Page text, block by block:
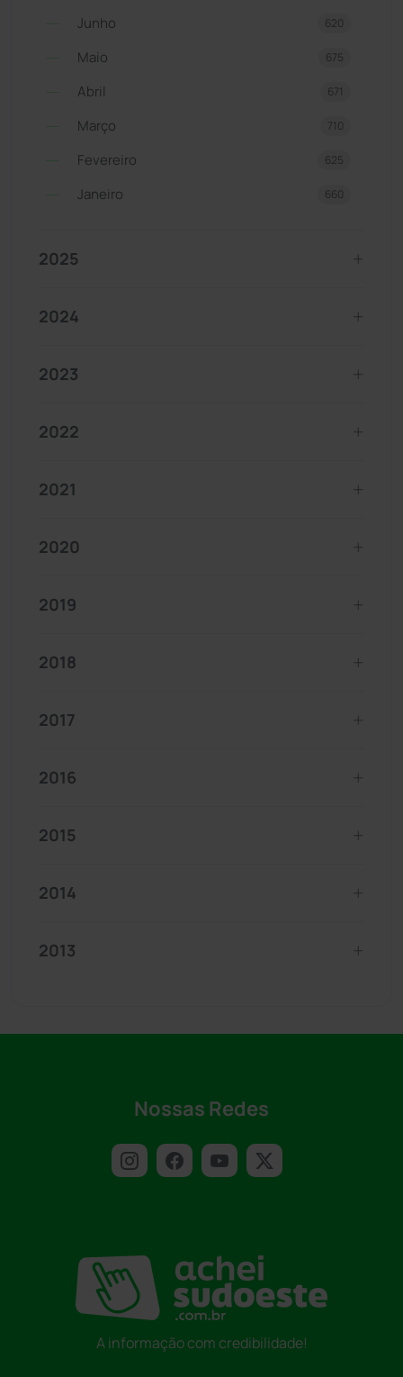
Junho 620
Maio 675
Abril 671
Março 710
Fevereiro 625
Janeiro 660
2025
2024
2023
2022
2021
2020
2019
2018
2017
2016
2015
2014
2013
Nossas Redes
A informação com credibilidade!